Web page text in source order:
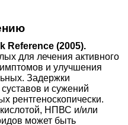
(2005).
для лечения активного
и улучшения
Задержки
и сужений
рентгеноскопически.
НПВС и/или
может быть